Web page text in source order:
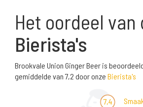
Het oordeel van
Bierista's
Brookvale Union Ginger Beer is
gemiddelde van 7,2 door onze Bierista's
7,4